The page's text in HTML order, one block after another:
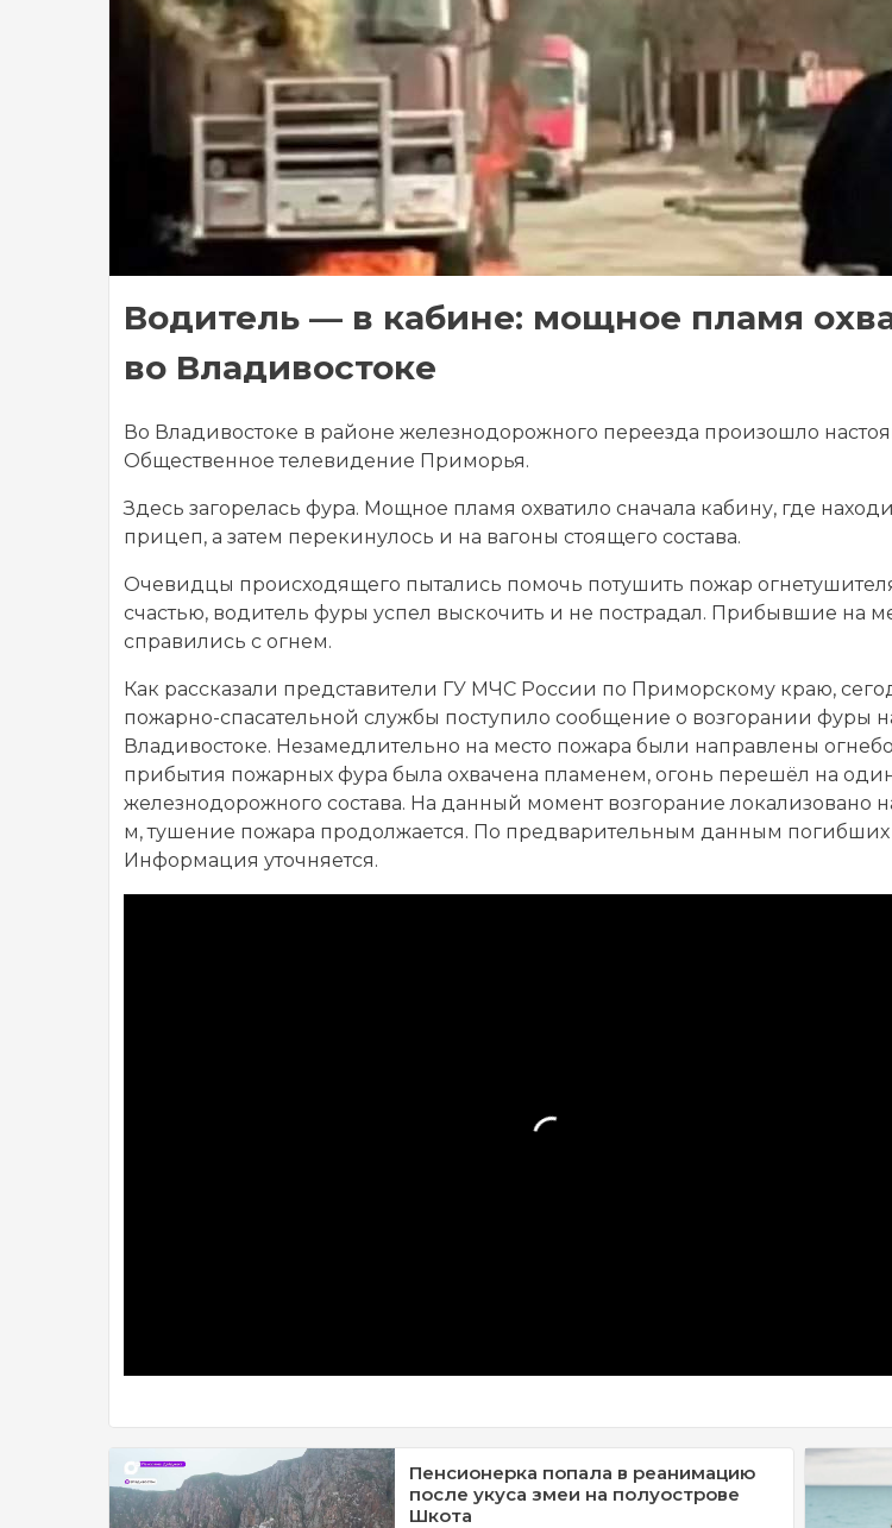
Водитель — в кабине: мощное пламя
во Владивостоке
Во Владивостоке в районе железнодорожного переезда произошло
Общественное телевидение Приморья.
Здесь загорелась фура. Мощное пламя охватило сначала кабину, где
прицеп, а затем перекинулось и на вагоны стоящего состава.
Очевидцы происходящего пытались помочь потушить пожар
счастью, водитель фуры успел выскочить и не пострадал. Прибывшие на
справились с огнем.
Как рассказали представители ГУ МЧС России по Приморскому краю,
пожарно-спасательной службы поступило сообщение о возгорании фуры
Владивостоке. Незамедлительно на место пожара были направлены
прибытия пожарных фура была охвачена пламенем, огонь перешёл на
железнодорожного состава. На данный момент возгорание локализовано
м, тушение пожара продолжается. По предварительным данным погибших
Информация уточняется.
Пенсионерка попала в реанимацию
после укуса змеи на полуострове
Шкота